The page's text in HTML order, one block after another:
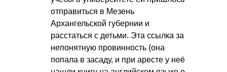
отправиться в Мезень
Архангельской губернии и
расстаться с детьми. Эта ссылка за
непонятную провинность (она
попала в засаду, и при аресте у неё